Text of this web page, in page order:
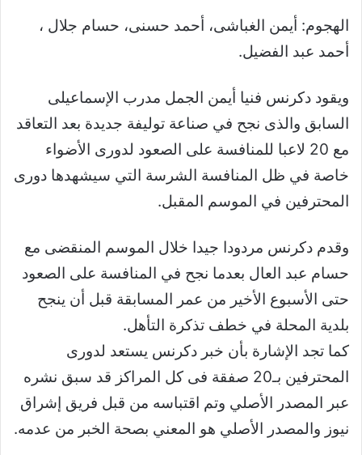
الهجوم: أيمن الغباشى، أحمد حسنى، حسام جلال ،
أحمد عبد الفضيل.
ويقود دكرنس فنيا أيمن الجمل مدرب الإسماعيلى
السابق والذى نجح في صناعة توليفة جديدة بعد التعاقد
مع 20 لاعبا للمنافسة على الصعود لدورى الأضواء
خاصة في ظل المنافسة الشرسة التي سيشهدها دورى
المحترفين في الموسم المقبل.
وقدم دكرنس مردودا جيدا خلال الموسم المنقضى مع
حسام عبد العال بعدما نجح في المنافسة على الصعود
حتى الأسبوع الأخير من عمر المسابقة قبل أن ينجح
بلدية المحلة في خطف تذكرة التأهل.
كما تجد الإشارة بأن خبر دكرنس يستعد لدورى
المحترفين بـ20 صفقة فى كل المراكز قد سبق نشره
عبر المصدر الأصلي وتم اقتباسه من قبل فريق إشراق
نيوز والمصدر الأصلي هو المعني بصحة الخبر من عدمه.